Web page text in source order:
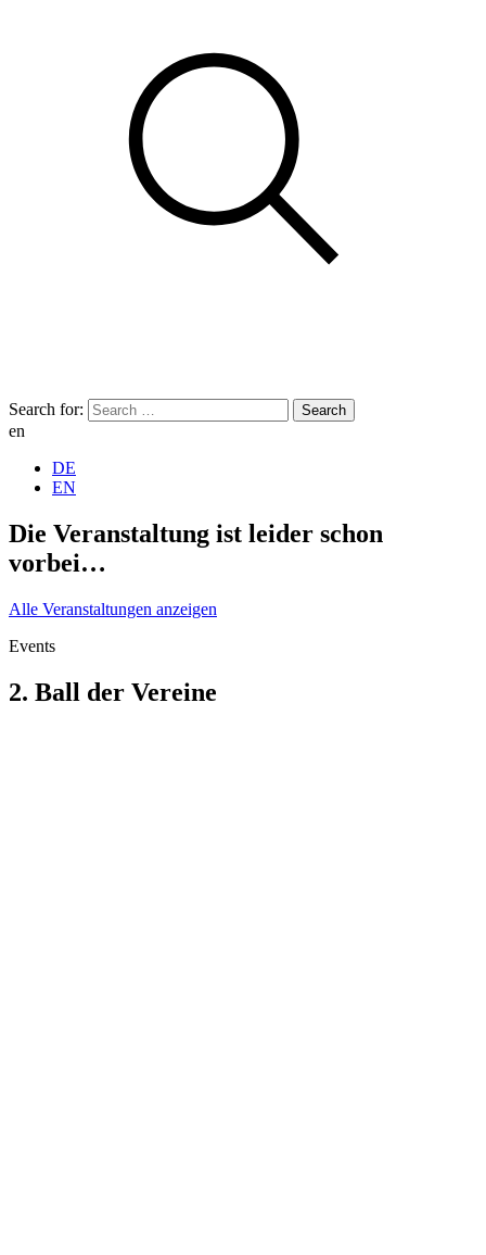
Search for:
en
DE
EN
Die Veranstaltung ist leider schon
vorbei…
Alle Veranstaltungen anzeigen
Events
2. Ball der Vereine